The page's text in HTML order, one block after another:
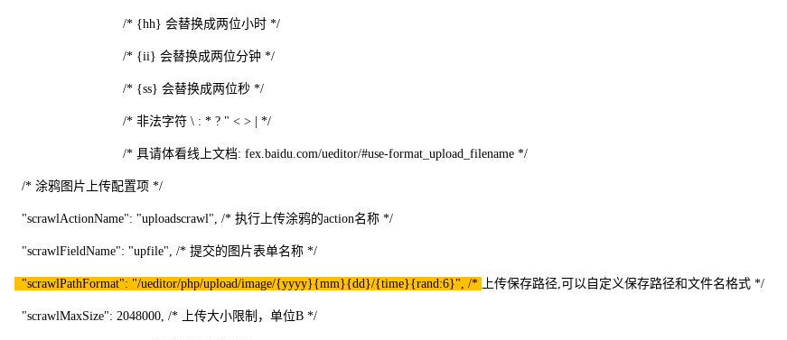
/* {hh} 会替换成两位小时 */
/* {ii} 会替换成两位分钟 */
/* {ss} 会替换成两位秒 */
/* 非法字符 \ : * ? " < > | */
/* 具请体看线上文档: fex.baidu.com/ueditor/#use-format_upload_filename */
/* 涂鸦图片上传配置项 */
"scrawlActionName": "uploadscrawl", /* 执行上传涂鸦的action名称 */
"scrawlFieldName": "upfile", /* 提交的图片表单名称 */
"scrawlPathFormat": "/ueditor/php/upload/image/{yyyy}{mm}{dd}/{time}{rand:6}", /* 上传保存路径,可以自定义保存路径和文件名格式 */
"scrawlMaxSize": 2048000, /* 上传大小限制，单位B */